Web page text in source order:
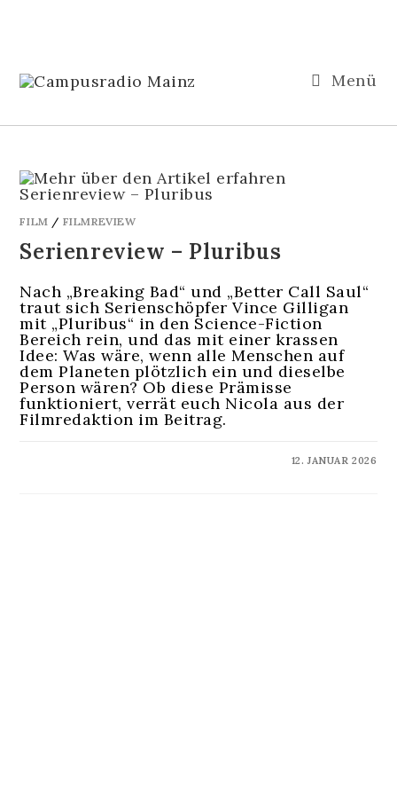
Menü
FILM / FILMREVIEW
Serienreview – Pluribus
Nach „Breaking Bad“ und „Better Call Saul“
traut sich Serienschöpfer Vince Gilligan
mit „Pluribus“ in den Science-Fiction
Bereich rein, und das mit einer krassen
Idee: Was wäre, wenn alle Menschen auf
dem Planeten plötzlich ein und dieselbe
Person wären? Ob diese Prämisse
funktioniert, verrät euch Nicola aus der
Filmredaktion im Beitrag.
12. JANUAR 2026